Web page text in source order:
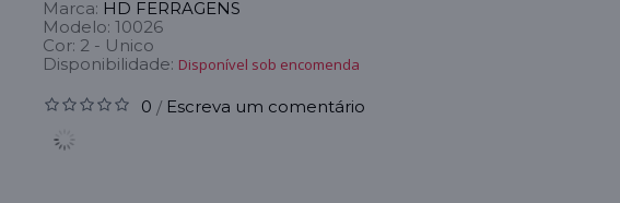
Marca: HD FERRAGENS
Modelo: 10026
Cor: 2 - Unico
Disponibilidade: Disponível sob encomenda
0 / Escreva um comentário